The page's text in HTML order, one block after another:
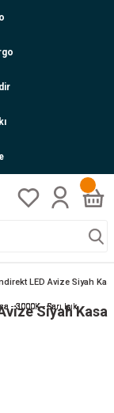
LED Avize Siyah
Siyah Kasa